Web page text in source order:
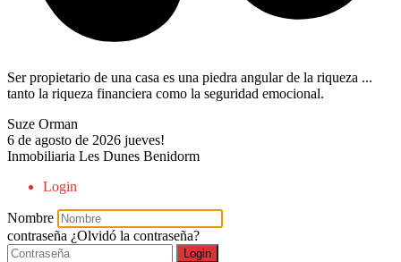
Ser propietario de una casa es una piedra angular de la riqueza ...
tanto la riqueza financiera como la seguridad emocional.
Suze Orman
6 de agosto de 2026 jueves!
Inmobiliaria Les Dunes Benidorm
Login
Nombre
contraseña ¿Olvidó la contraseña?
Login